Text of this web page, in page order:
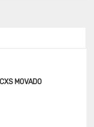
MOVADO